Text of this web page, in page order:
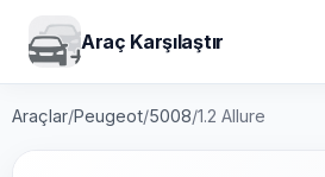
Araç Karşılaştır
Araçlar/Peugeot/5008/1.2 Allure